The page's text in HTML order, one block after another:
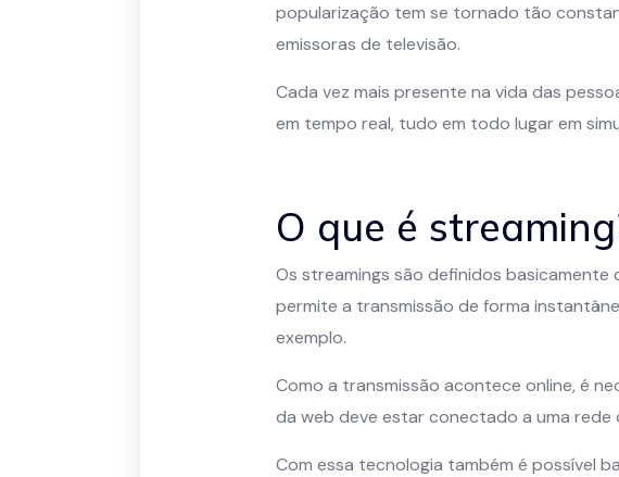
popularização tem se tornado tão
emissoras de televisão.
Cada vez mais presente na vida das
em tempo real, tudo em todo lugar em
O que é
Os streamings são definidos basicamente
permite a transmissão de forma
exemplo.
Como a transmissão acontece online, é
da web deve estar conectado a uma
Com essa tecnologia também é possível